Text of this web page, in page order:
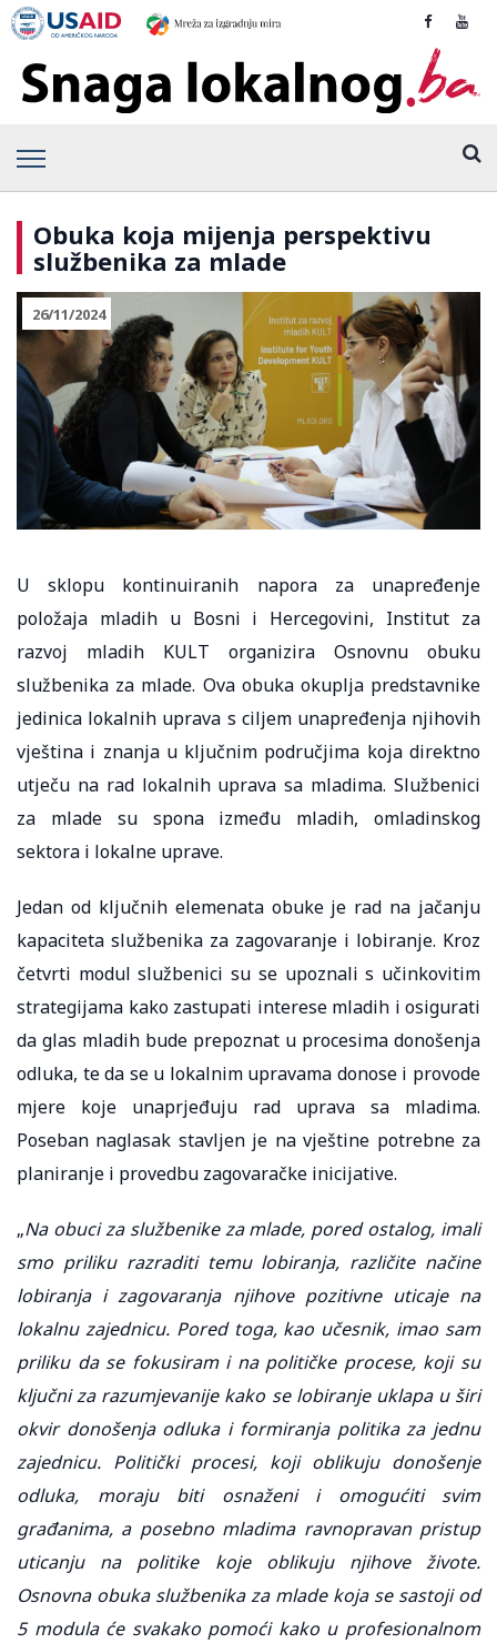
Obuka koja mijenja perspektivu
službenika za mlade
26/11/2024
U sklopu kontinuiranih napora za unapređenje
položaja mladih u Bosni i Hercegovini, Institut za
razvoj mladih KULT organizira Osnovnu obuku
službenika za mlade. Ova obuka okuplja predstavnike
jedinica lokalnih uprava s ciljem unapređenja njihovih
vještina i znanja u ključnim područjima koja direktno
utječu na rad lokalnih uprava sa mladima. Službenici
za mlade su spona između mladih, omladinskog
sektora i lokalne uprave.
Jedan od ključnih elemenata obuke je rad na jačanju
kapaciteta službenika za zagovaranje i lobiranje. Kroz
četvrti modul službenici su se upoznali s učinkovitim
strategijama kako zastupati interese mladih i osigurati
da glas mladih bude prepoznat u procesima donošenja
odluka, te da se u lokalnim upravama donose i provode
mjere koje unaprjeđuju rad uprava sa mladima.
Poseban naglasak stavljen je na vještine potrebne za
planiranje i provedbu zagovaračke inicijative.
„Na obuci za službenike za mlade, pored ostalog, imali
smo priliku razraditi temu lobiranja, različite načine
lobiranja i zagovaranja njihove pozitivne uticaje na
lokalnu zajednicu. Pored toga, kao učesnik, imao sam
priliku da se fokusiram i na političke procese, koji su
ključni za razumjevanije kako se lobiranje uklapa u širi
okvir donošenja odluka i formiranja politika za jednu
zajednicu. Politički procesi, koji oblikuju donošenje
odluka, moraju biti osnaženi i omogućiti svim
građanima, a posebno mladima ravnopravan pristup
uticanju na politike koje oblikuju njihove živote.
Osnovna obuka službenika za mlade koja se sastoji od
5 modula će svakako pomoći kako u profesionalnom